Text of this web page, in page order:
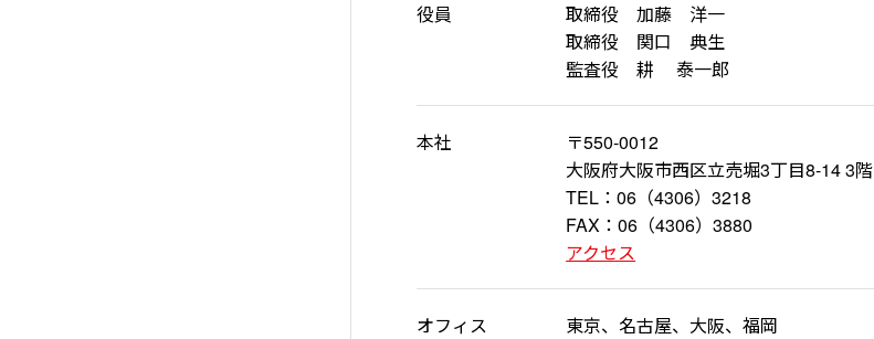
役員
取締役 加藤 洋一
取締役 関口 典生
監査役 耕 泰一郎
本社
〒550-0012
大阪府大阪市西区立売堀3丁目8-14 3階
TEL：06（4306）3218
FAX：06（4306）3880
アクセス
オフィス
東京、名古屋、大阪、福岡